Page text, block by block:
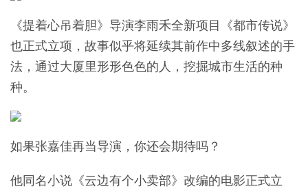
《提着心吊着胆》导演李雨禾全新项目《都市传说》
也正式立项，故事似乎将延续其前作中多线叙述的手
法，通过大厦里形形色色的人，挖掘城市生活的种
种。
如果张嘉佳再当导演，你还会期待吗？
他同名小说《云边有个小卖部》改编的电影正式立